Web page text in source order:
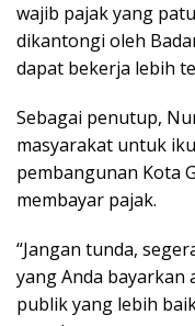
wajib pajak yang
dikantongi oleh
dapat bekerja lebih
Sebagai penutup,
masyarakat untuk
pembangunan Kota
membayar pajak.
“Jangan tunda,
yang Anda bayarkan
publik yang lebih